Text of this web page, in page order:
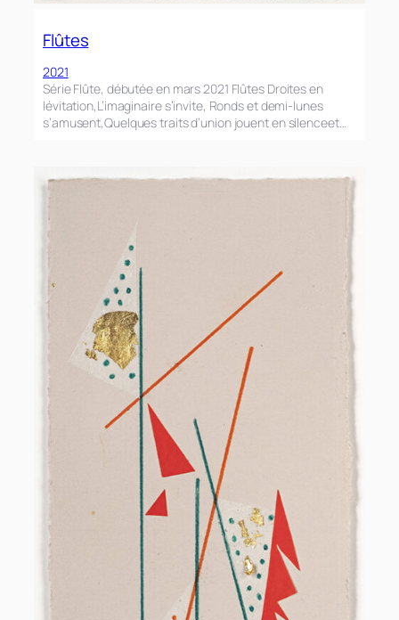
Flûtes
2021
Série Flûte, débutée en mars 2021 Flûtes Droites en
lévitation,L’imaginaire s’invite, Ronds et demi-lunes
s’amusent,Quelques traits d’union jouent en silenceet…